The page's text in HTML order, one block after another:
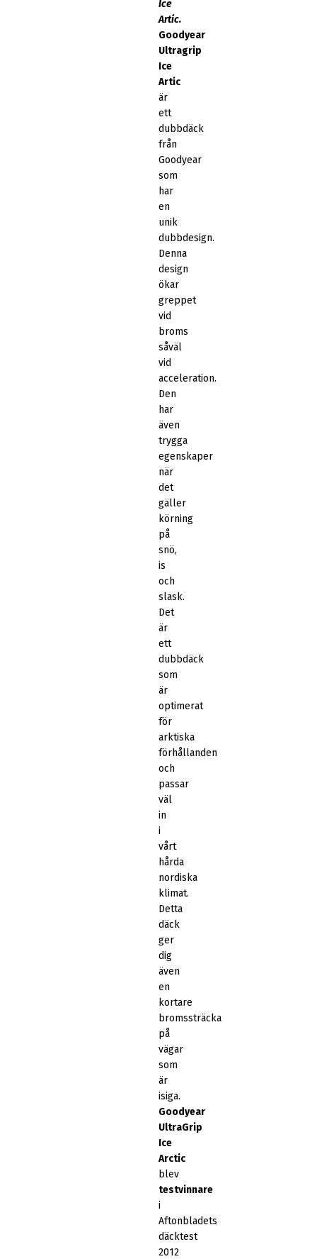
Ice
Artic.
Goodyear
Ultragrip
Ice
Artic
är
ett
dubbdäck
från
Goodyear
som
har
en
unik
dubbdesign.
Denna
design
ökar
greppet
vid
broms
såväl
vid
acceleration.
Den
har
även
trygga
egenskaper
när
det
gäller
körning
på
snö,
is
och
slask.
Det
är
ett
dubbdäck
som
är
optimerat
för
arktiska
förhållanden
och
passar
väl
in
i
vårt
hårda
nordiska
klimat.
Detta
däck
ger
dig
även
en
kortare
bromssträcka
på
vägar
som
är
isiga.
Goodyear
UltraGrip
Ice
Arctic
blev
testvinnare
i
Aftonbladets
däcktest
2012